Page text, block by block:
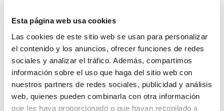
Esta página web usa cookies
Las cookies de este sitio web se usan para personalizar
el contenido y los anuncios, ofrecer funciones de redes
sociales y analizar el tráfico. Además, compartimos
información sobre el uso que haga del sitio web con
nuestros partners de redes sociales, publicidad y análisis
web, quienes pueden combinarla con otra información
que les haya proporcionado o que hayan recopilado a
social networks tools URL
UTM (Urchin Tracking Module) website
websites
Continuar leyendo